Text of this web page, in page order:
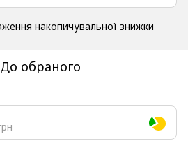
накопичувальної знижки
До обраного